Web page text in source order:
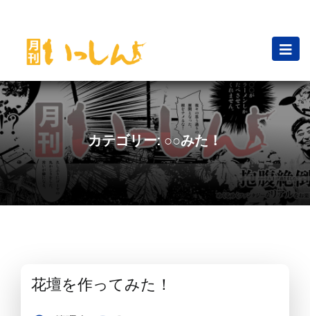
カテゴリー:○○みた！
花壇を作ってみた！